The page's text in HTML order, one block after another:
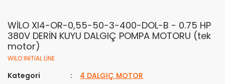
WİLO XI4-OR-0,55-50-3-400-DOL-B - 0.75 HP
380V DERİN KUYU DALGIÇ POMPA MOTORU (tek
motor)
WİLO INİTİAL LİNE
Kategori
4 DALGIÇ MOTOR